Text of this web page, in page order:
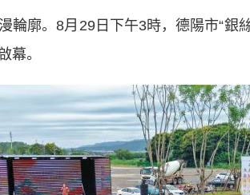
廓。8月29日下午3時，德陽市“銀
幕。